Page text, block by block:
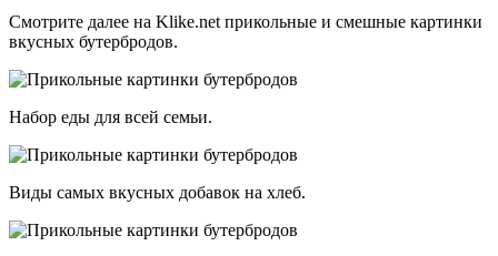
Смотрите далее на Klike.net прикольные и смешные картинки
вкусных бутербродов.
Набор еды для всей семьи.
Виды самых вкусных добавок на хлеб.